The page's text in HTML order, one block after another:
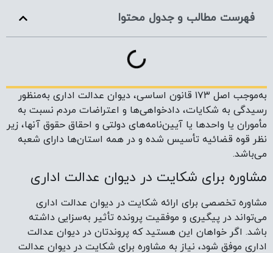
فهرست مطالب و جدول محتوا
به‌موجب اصل ۱۷۳ قانون اساسی، دیوان عدالت اداری به‌منظور
رسیدگی به شکایات، دادخواهی‌ها و اعتراضات مردم نسبت به
مأموران یا واحدها یا آیین‌نامه‌های دولتی و احقاق حقوق آنها، زیر
نظر قوه قضائیه تأسیس شده و در همه استان‌ها دارای شعبه
می‌‎باشد.
مشاوره برای شکایت در دیوان عدالت اداری
مشاوره تخصصی برای ارائه شکایت در دیوان عدالت اداری
می‌تواند در پیگیری و موفقیت پرونده تأثیر به‌سزایی داشته
باشد. اگر خواهان این هستید که پروندتان در دیوان عدالت
اداری موفق شود، نیاز به مشاوره برای شکایت در دیوان عدالت